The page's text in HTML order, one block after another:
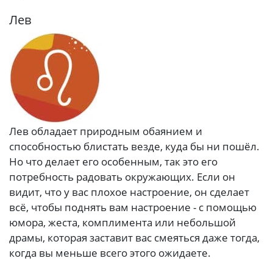
Лев
Лев обладает природным обаянием и
способностью блистать везде, куда бы ни пошёл.
Но что делает его особенным, так это его
потребность радовать окружающих. Если он
видит, что у вас плохое настроение, он сделает
всё, чтобы поднять вам настроение - с помощью
юмора, жеста, комплимента или небольшой
драмы, которая заставит вас смеяться даже тогда,
когда вы меньше всего этого ожидаете.